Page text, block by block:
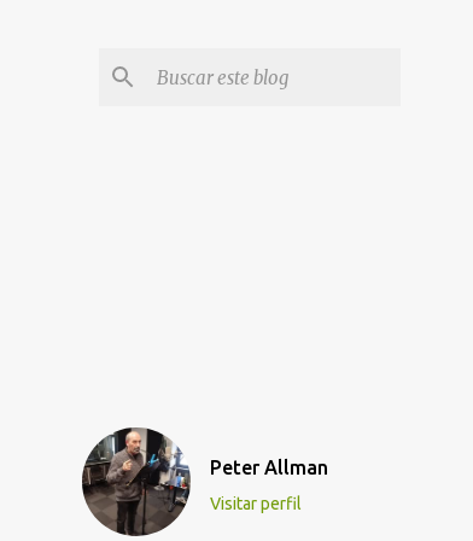
Peter Allman
Visitar perfil